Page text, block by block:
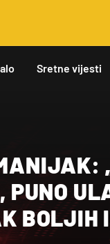
Sretne vijesti
BOLJIH